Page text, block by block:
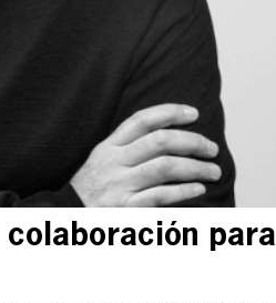
colaboración para